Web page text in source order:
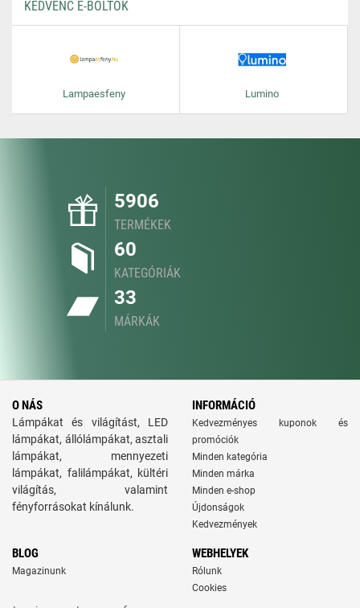
KEDVENC E-BOLTOK
Lampaesfeny Lumino
5906
TERMÉKEK
60
KATEGÓRIÁK
33
MÁRKÁK
O NÁS
Lámpákat és világítást, LED
lámpákat, állólámpákat, asztali
lámpákat, mennyezeti
lámpákat, falilámpákat, kültéri
világítás, valamint
fényforrásokat kínálunk.
INFORMÁCIÓ
Kedvezményes kuponok és
promóciók
Minden kategória
Minden márka
Minden e-shop
Újdonságok
Kedvezmények
BLOG
Magazinunk
WEBHELYEK
Rólunk
Cookies